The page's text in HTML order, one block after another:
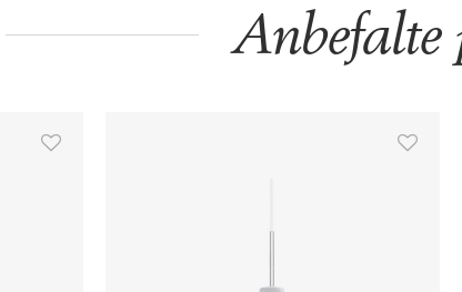
Anbefalte